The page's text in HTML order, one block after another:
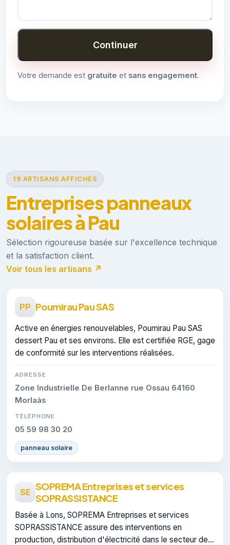
Continuer
Votre demande est gratuite et sans engagement.
19 ARTISANS AFFICHÉS
Entreprises panneaux
solaires à Pau
Sélection rigoureuse basée sur l'excellence technique
et la satisfaction client.
Voir tous les artisans ↗
PP Poumirau Pau SAS
Active en énergies renouvelables, Poumirau Pau SAS
dessert Pau et ses environs. Elle est certifiée RGE, gage
de conformité sur les interventions réalisées.
ADRESSE
Zone Industrielle De Berlanne rue Ossau 64160
Morlaàs
TÉLÉPHONE
05 59 98 30 20
panneau solaire
SE SOPREMA Entreprises et services
SOPRASSISTANCE
Basée à Lons, SOPREMA Entreprises et services
SOPRASSISTANCE assure des interventions en
production, distribution d'électricité dans le secteur de